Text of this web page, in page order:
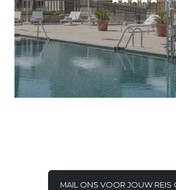
MAIL ONS VOOR JOUW REIS